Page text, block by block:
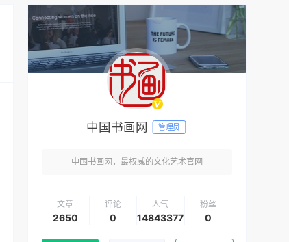
中国书画网 管理员
中国书画网，最权威的文化艺术官网
文章
2650
评论
0
人气
14843377
粉丝
0